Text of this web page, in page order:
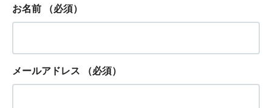
お名前 （必須）
メールアドレス （必須）